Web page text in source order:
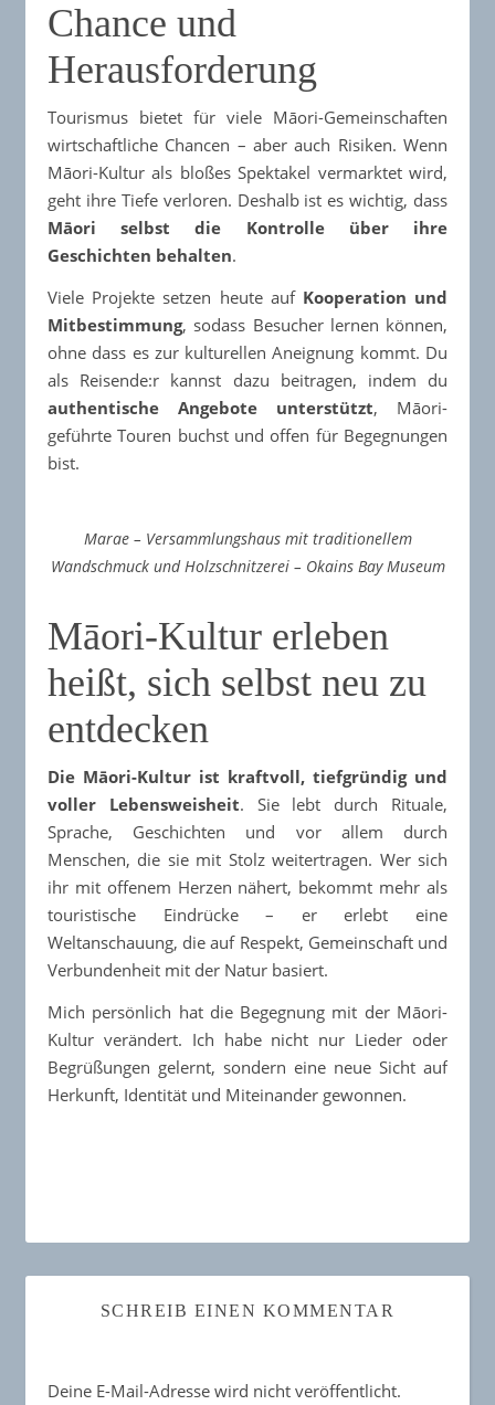
Chance und
Herausforderung
Tourismus bietet für viele Māori-Gemeinschaften
wirtschaftliche Chancen – aber auch Risiken. Wenn
Māori-Kultur als bloßes Spektakel vermarktet wird,
geht ihre Tiefe verloren. Deshalb ist es wichtig, dass
Māori selbst die Kontrolle über ihre
Geschichten behalten.
Viele Projekte setzen heute auf Kooperation und
Mitbestimmung, sodass Besucher lernen können,
ohne dass es zur kulturellen Aneignung kommt. Du
als Reisende:r kannst dazu beitragen, indem du
authentische Angebote unterstützt, Māori-
geführte Touren buchst und offen für Begegnungen
bist.
Marae – Versammlungshaus mit traditionellem
Wandschmuck und Holzschnitzerei – Okains Bay Museum
Māori-Kultur erleben
heißt, sich selbst neu zu
entdecken
Die Māori-Kultur ist kraftvoll, tiefgründig und
voller Lebensweisheit. Sie lebt durch Rituale,
Sprache, Geschichten und vor allem durch
Menschen, die sie mit Stolz weitertragen. Wer sich
ihr mit offenem Herzen nähert, bekommt mehr als
touristische Eindrücke – er erlebt eine
Weltanschauung, die auf Respekt, Gemeinschaft und
Verbundenheit mit der Natur basiert.
Mich persönlich hat die Begegnung mit der Māori-
Kultur verändert. Ich habe nicht nur Lieder oder
Begrüßungen gelernt, sondern eine neue Sicht auf
Herkunft, Identität und Miteinander gewonnen.
SCHREIB EINEN KOMMENTAR
Deine E-Mail-Adresse wird nicht veröffentlicht.